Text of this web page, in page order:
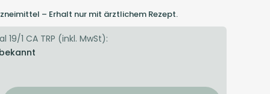
– Erhalt nur mit ärztlichem Rezept.
1 CA TRP (inkl. MwSt):